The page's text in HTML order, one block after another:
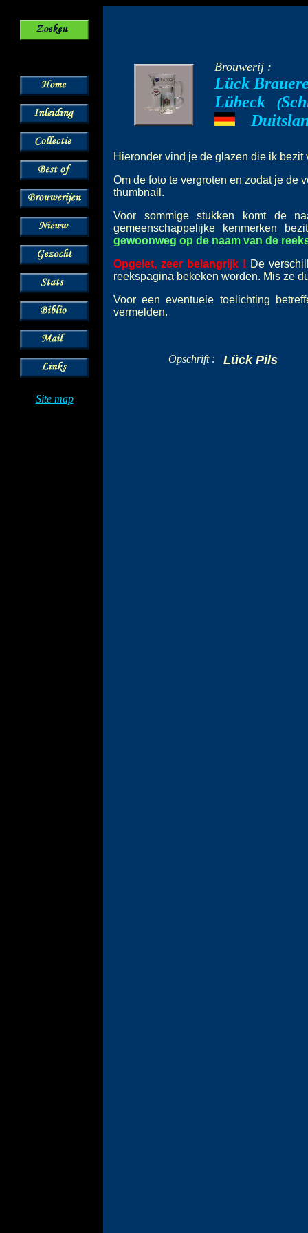
Site map
Brouwerij :
Lück
Lübeck
(
Hieronder vind je de glazen die ik
Om de foto te vergroten en zodat je de
thumbnail.
Voor sommige stukken komt de
gemeenschappelijke kenmerken
gewoonweg op de naam van de
Opgelet, zeer belangrijk ! De
reekspagina bekeken worden. Mis ze
Voor een eventuele toelichting
vermelden.
Opschrift : Lück Pils